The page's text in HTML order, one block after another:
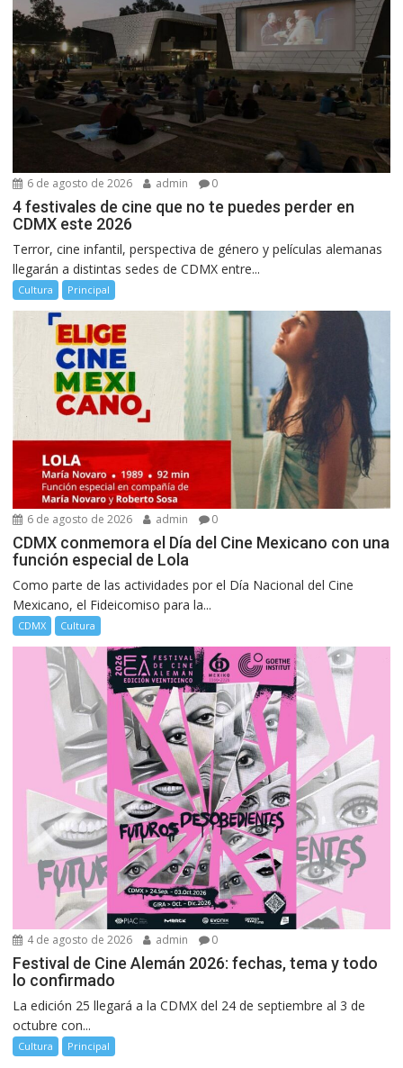
6 de agosto de 2026 admin 0
4 festivales de cine que no te puedes perder en
CDMX este 2026
Terror, cine infantil, perspectiva de género y películas alemanas
llegarán a distintas sedes de CDMX entre...
Cultura Principal
6 de agosto de 2026 admin 0
CDMX conmemora el Día del Cine Mexicano con una
función especial de Lola
Como parte de las actividades por el Día Nacional del Cine
Mexicano, el Fideicomiso para la...
CDMX Cultura
4 de agosto de 2026 admin 0
Festival de Cine Alemán 2026: fechas, tema y todo
lo confirmado
La edición 25 llegará a la CDMX del 24 de septiembre al 3 de
octubre con...
Cultura Principal